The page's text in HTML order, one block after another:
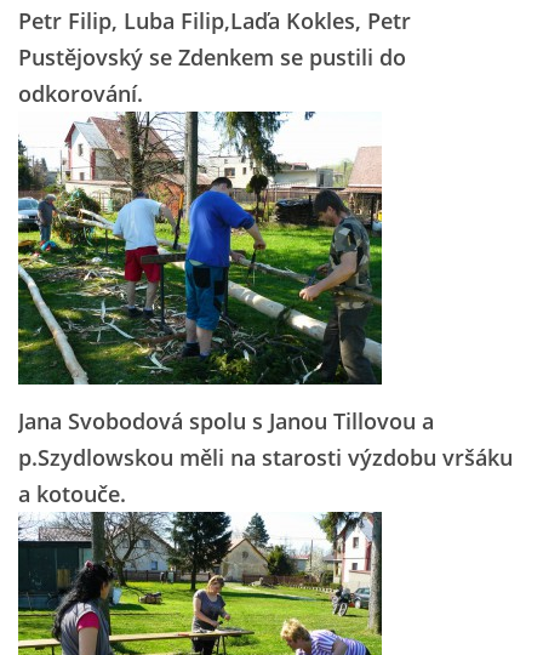
Petr Filip, Luba Filip,Laďa Kokles, Petr
Pustějovský se Zdenkem se pustili do
odkorování.
Jana Svobodová spolu s Janou Tillovou a
p.Szydlowskou měli na starosti výzdobu vršáku
a kotouče.